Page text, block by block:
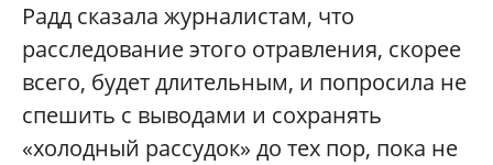
Радд сказала журналистам, что
расследование этого отравления, скорее
всего, будет длительным, и попросила не
спешить с выводами и сохранять
«холодный рассудок» до тех пор, пока не